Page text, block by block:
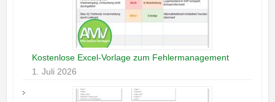
Kostenlose Excel-Vorlage zum Fehlermanagement
1. Juli 2026